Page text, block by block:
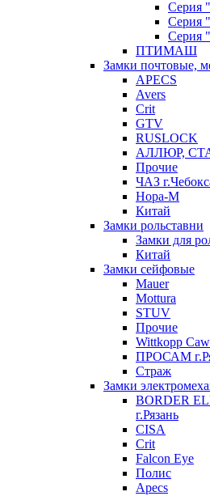
Серия
Серия
Серия
ПТИМАШ
Замки почтовые,
APECS
Avers
Crit
GTV
RUSLOCK
АЛЛЮР,
Прочие
ЧАЗ
Нора-М
Китай
Замки рольставни
Замки для
Китай
Замки сейфовые
Mauer
Mottura
STUV
Прочие
Wittkopp
ПРОСАМ
Страж
Замки
BORDER
г.Рязань
CISA
Crit
Falcon Eye
Полис
Apecs